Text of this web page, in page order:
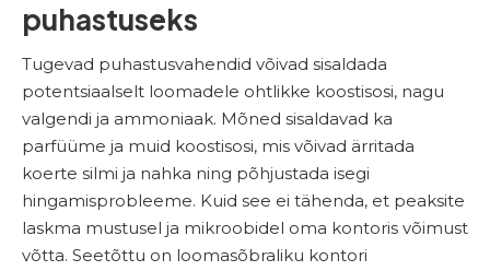
puhastuseks
Tugevad puhastusvahendid võivad sisaldada
potentsiaalselt loomadele ohtlikke koostisosi, nagu
valgendi ja ammoniaak. Mõned sisaldavad ka
parfüüme ja muid koostisosi, mis võivad ärritada
koerte silmi ja nahka ning põhjustada isegi
hingamisprobleeme. Kuid see ei tähenda, et peaksite
laskma mustusel ja mikroobidel oma kontoris võimust
võtta. Seetõttu on loomasõbraliku kontori